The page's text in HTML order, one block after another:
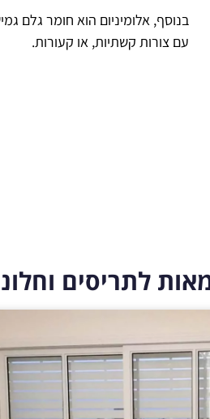
בנוסף, אלומיניום הוא חומר גלם
עם צורות קשתיות, או קעורות.
לתריסים